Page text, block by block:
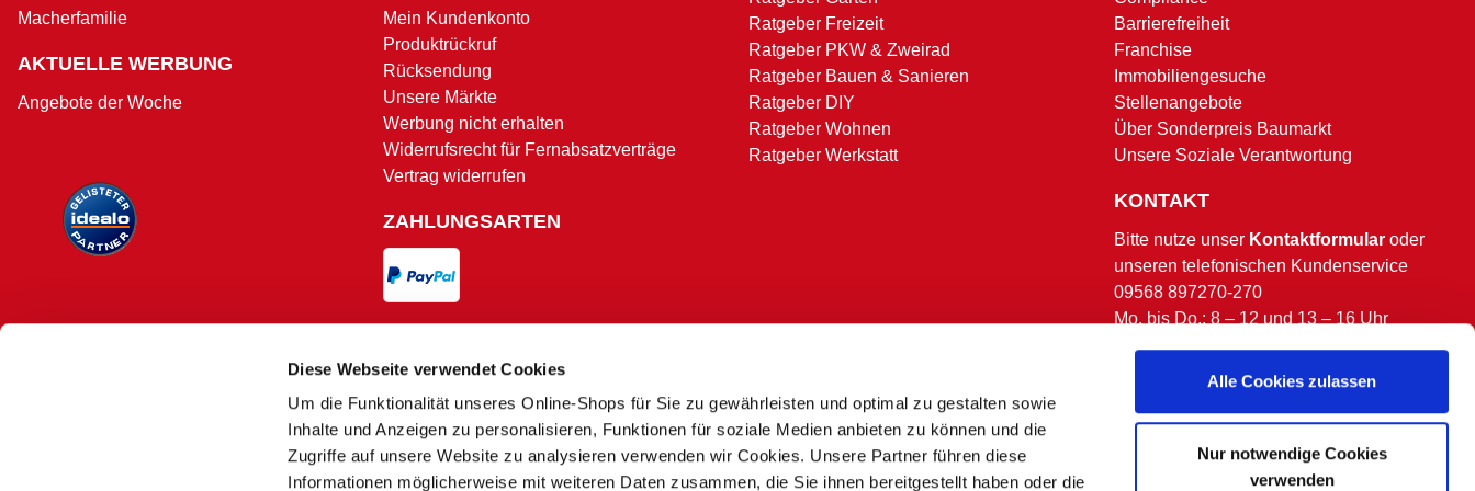
Diese Webseite verwendet Cookies
Um die Funktionalität unseres Online-Shops für Sie zu gewährleisten und optimal zu gestalten sowie
Inhalte und Anzeigen zu personalisieren, Funktionen für soziale Medien anbieten zu können und die
Zugriffe auf unsere Website zu analysieren verwenden wir Cookies. Unsere Partner führen diese
Informationen möglicherweise mit weiteren Daten zusammen, die Sie ihnen bereitgestellt haben oder die
Alle Cookies zulassen
Nur notwendige Cookies
verwenden
Macherfamilie
AKTUELLE WERBUNG
Angebote der Woche
Mein Kundenkonto
Produktrückruf
Rücksendung
Unsere Märkte
Werbung nicht erhalten
Widerrufsrecht für Fernabsatzverträge
Vertrag widerrufen
ZAHLUNGSARTEN
Versand und Zahlungsbedingungen
Ratgeber Freizeit
Ratgeber PKW & Zweirad
Ratgeber Bauen & Sanieren
Ratgeber DIY
Ratgeber Wohnen
Ratgeber Werkstatt
Barrierefreiheit
Franchise
Immobiliengesuche
Stellenangebote
Über Sonderpreis Baumarkt
Unsere Soziale Verantwortung
KONTAKT
Bitte nutze unser Kontaktformular oder
unseren telefonischen Kundenservice
09568 897270-270
Mo. bis Do.: 8 – 12 und 13 – 16 Uhr
(ausgenommen bundesweite & bayerische